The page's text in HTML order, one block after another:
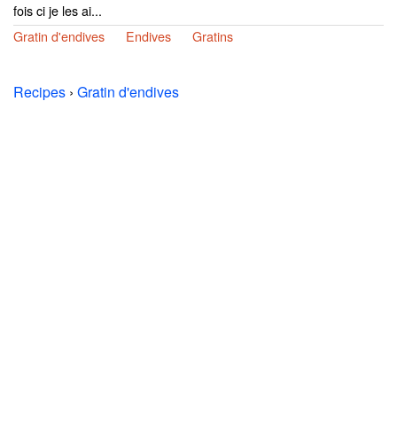
fois ci je les ai...
Gratin d'endives
Endives Gratins
Recipes › Gratin d'endives